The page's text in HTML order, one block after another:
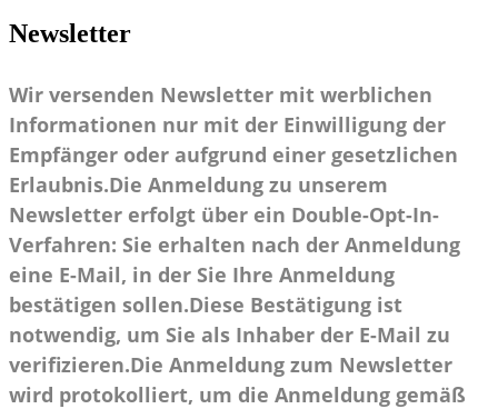
Newsletter
Wir versenden Newsletter mit werblichen
Informationen nur mit der Einwilligung der
Empfänger oder aufgrund einer gesetzlichen
Erlaubnis.Die Anmeldung zu unserem
Newsletter erfolgt über ein Double-Opt-In-
Verfahren: Sie erhalten nach der Anmeldung
eine E-Mail, in der Sie Ihre Anmeldung
bestätigen sollen.Diese Bestätigung ist
notwendig, um Sie als Inhaber der E-Mail zu
verifizieren.Die Anmeldung zum Newsletter
wird protokolliert, um die Anmeldung gemäß